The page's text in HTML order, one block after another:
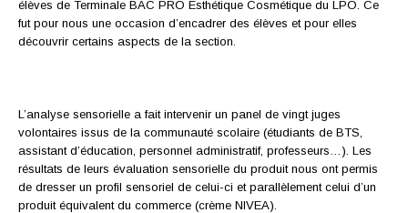
élèves de Terminale BAC PRO Esthétique Cosmétique du LPO. Ce
fut pour nous une occasion d’encadrer des élèves et pour elles
découvrir certains aspects de la section.
L’analyse sensorielle a fait intervenir un panel de vingt juges
volontaires issus de la communauté scolaire (étudiants de BTS,
assistant d’éducation, personnel administratif, professeurs…). Les
résultats de leurs évaluation sensorielle du produit nous ont permis
de dresser un profil sensoriel de celui-ci et parallèlement celui d’un
produit équivalent du commerce (crème NIVEA).